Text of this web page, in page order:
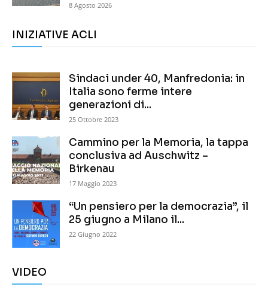
8 Agosto 2026
INIZIATIVE ACLI
Sindaci under 40, Manfredonia: in
Italia sono ferme intere
generazioni di...
25 Ottobre 2023
Cammino per la Memoria, la tappa
conclusiva ad Auschwitz –
Birkenau
17 Maggio 2023
“Un pensiero per la democrazia”, il
25 giugno a Milano il...
22 Giugno 2022
VIDEO